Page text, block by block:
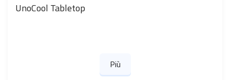
UnoCool Tabletop
Più